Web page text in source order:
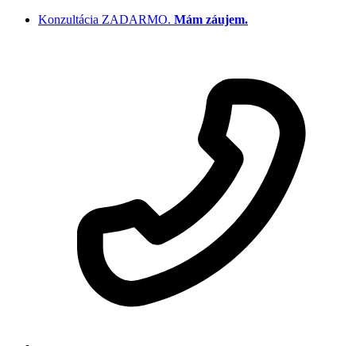
PreskočiťKonzultácia ZADARMO. Mám záujem.